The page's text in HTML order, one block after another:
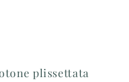
plissettata